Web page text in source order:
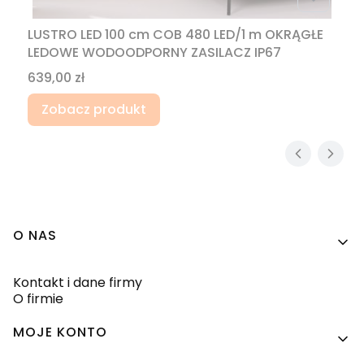
LUSTRO LED 100 cm COB 480 LED/1 m OKRĄGŁE
LEDOWE WODOODPORNY ZASILACZ IP67
Cena
639,00 zł
Zobacz produkt
Linki w stopce
O NAS
Kontakt i dane firmy
O firmie
MOJE KONTO